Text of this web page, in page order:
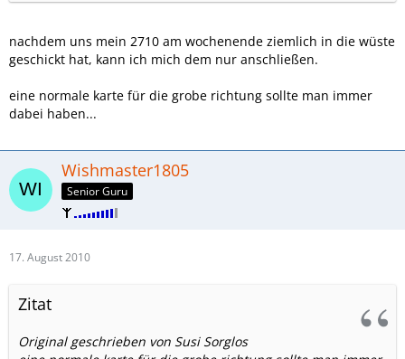
nachdem uns mein 2710 am wochenende ziemlich in die wüste
geschickt hat, kann ich mich dem nur anschließen.
eine normale karte für die grobe richtung sollte man immer
dabei haben...
Wishmaster1805
Senior Guru
17. August 2010
Zitat
Original geschrieben von Susi Sorglos